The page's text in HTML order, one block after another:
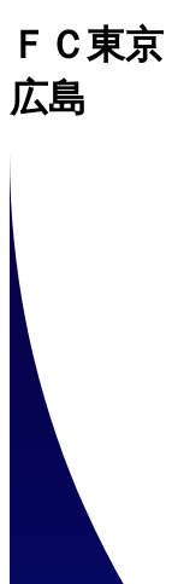
ＦＣ東京
広島